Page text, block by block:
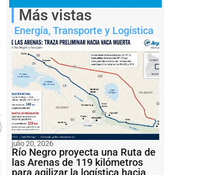
Más vistas
Energía, Transporte y Logística
julio 20, 2026
Río Negro proyecta una Ruta de
las Arenas de 119 kilómetros
para agilizar la logística hacia